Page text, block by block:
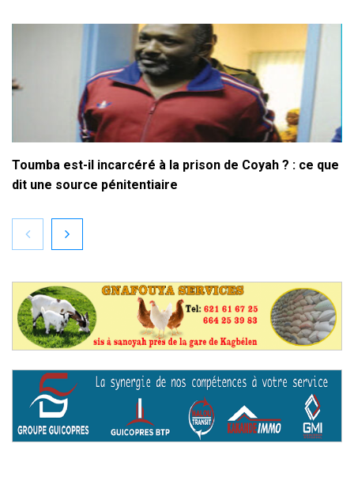
Toumba est-il incarcéré à la prison de Coyah ? : ce que
dit une source pénitentiaire